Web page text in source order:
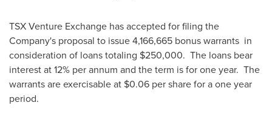
TSX Venture Exchange has accepted for filing the
Company's proposal to issue 4,166,665 bonus warrants in
consideration of loans totaling $250,000. The loans bear
interest at 12% per annum and the term is for one year. The
warrants are exercisable at $0.06 per share for a one year
period.